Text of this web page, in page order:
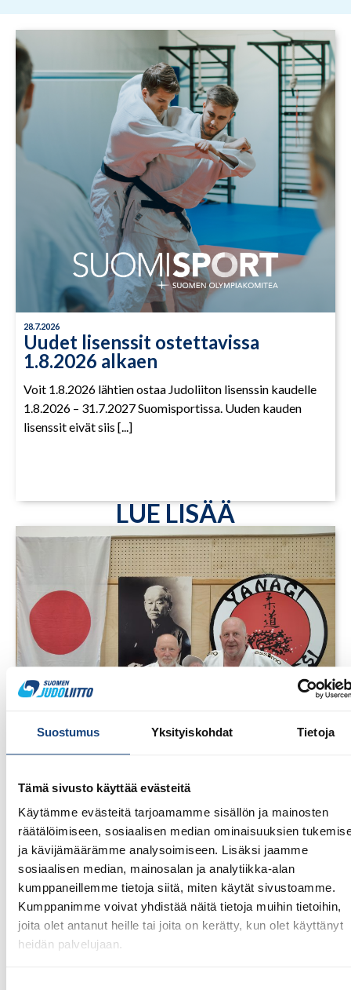
Suostumus Yksityiskohdat Tietoja
Tämä sivusto käyttää evästeitä
Käytämme evästeitä tarjoamamme sisällön ja mainosten
räätälöimiseen, sosiaalisen median ominaisuuksien
ja kävijämäärämme analysoimiseen. Lisäksi jaamme
sosiaalisen median, mainosalan ja analytiikka-alan
kumppaneillemme tietoja siitä, miten käytät sivustoamme.
Kumppanimme voivat yhdistää näitä tietoja muihin tietoihin,
joita olet antanut heille tai joita on kerätty, kun olet käyttänyt
heidän palvelujaan.
28.7.2026
Uudet lisenssit ostettavissa
1.8.2026 alkaen
Voit 1.8.2026 lähtien ostaa Judoliiton lisenssin kaudelle
1.8.2026 – 31.7.2027 Suomisportissa. Uuden kauden
lisenssit eivät siis [...]
LUE LISÄÄ
Pentti Vauhkoselle harvinainen
huomionosoitus